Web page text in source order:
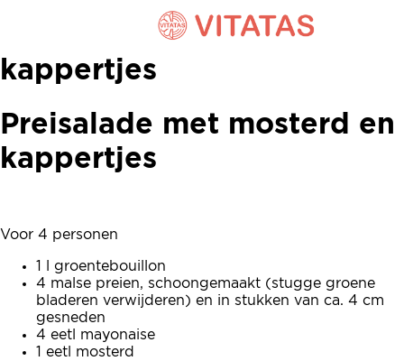
Preisalade met mosterd en
kappertjes
Preisalade met mosterd en
kappertjes
Voor 4 personen
1 l groentebouillon
4 malse preien, schoongemaakt (stugge groene
bladeren verwijderen) en in stukken van ca. 4 cm
gesneden
4 eetl mayonaise
1 eetl mosterd